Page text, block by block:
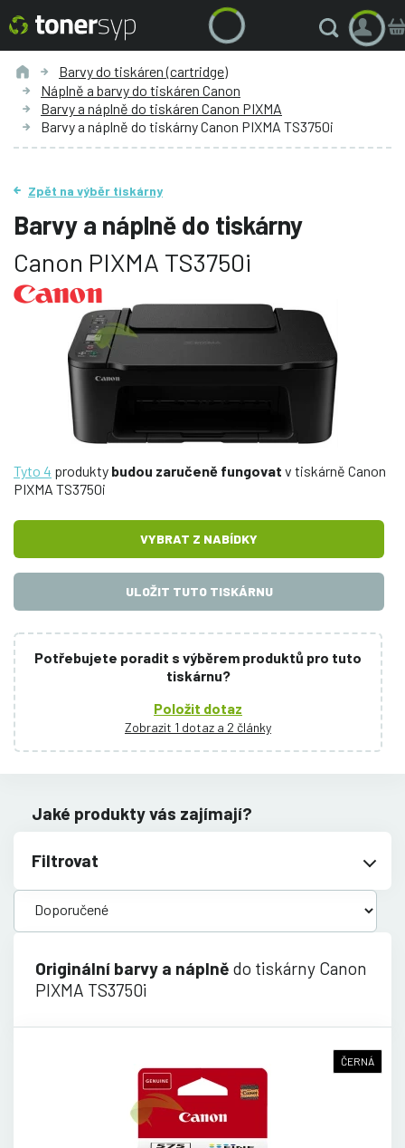
Barvy do tiskáren (cartridge)
Náplně a barvy do tiskáren Canon
Barvy a náplně do tiskáren Canon PIXMA
Barvy a náplně do tiskárny Canon PIXMA TS3750i
Zpět na výběr tiskárny
Barvy a náplně do tiskárny
Canon PIXMA TS3750i
Tyto 4 produkty budou zaručeně fungovat v tiskárně Canon
PIXMA TS3750i
VYBRAT Z NABÍDKY
ULOŽIT TUTO TISKÁRNU
Potřebujete poradit s výběrem produktů pro tuto
tiskárnu?
Položit dotaz
Zobrazit 1 dotaz a 2 články
Jaké produkty vás zajímají?
Filtrovat
Originální barvy a náplně do tiskárny Canon
PIXMA TS3750i
ČERNÁ